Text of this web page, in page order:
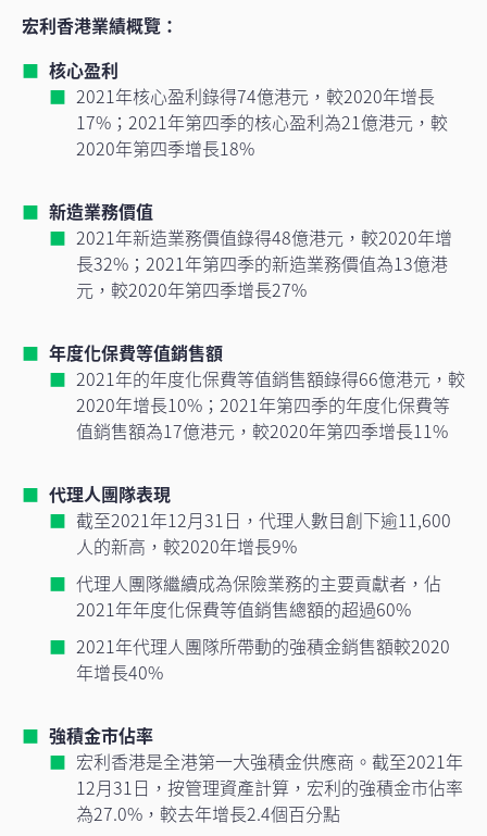
宏利香港業績概覽：
核心盈利
2021年核心盈利錄得74億港元，較2020年增長
17%；2021年第四季的核心盈利為21億港元，較
2020年第四季增長18%
新造業務價值
2021年新造業務價值錄得48億港元，較2020年增
長32%；2021年第四季的新造業務價值為13億港
元，較2020年第四季增長27%
年度化保費等值銷售額
2021年的年度化保費等值銷售額錄得66億港元，較
2020年增長10%；2021年第四季的年度化保費等
值銷售額為17億港元，較2020年第四季增長11%
代理人團隊表現
截至2021年12月31日，代理人數目創下逾11,600
人的新高，較2020年增長9%
代理人團隊繼續成為保險業務的主要貢獻者，佔
2021年年度化保費等值銷售總額的超過60%
2021年代理人團隊所帶動的強積金銷售額較2020
年增長40%
強積金市佔率
宏利香港是全港第一大強積金供應商。截至2021年
12月31日，按管理資產計算，宏利的強積金市佔率
為27.0%，較去年增長2.4個百分點